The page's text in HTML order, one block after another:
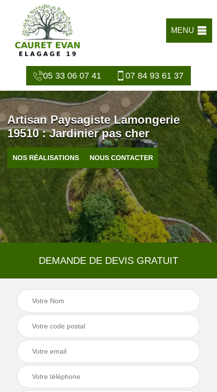
MENU
05 33 06 07 41 07 84 93 61 37
Artisan Paysagiste Lamongerie
19510 : Jardinier pas cher
NOS RÉALISATIONS NOUS CONTACTER
DEMANDE DE DEVIS GRATUIT